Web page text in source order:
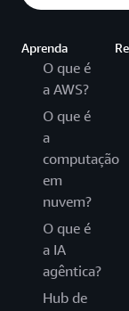
Aprenda
O que é
a AWS?
O que é
a
computação
em
nuvem?
O que é
a IA
agêntica?
Hub de